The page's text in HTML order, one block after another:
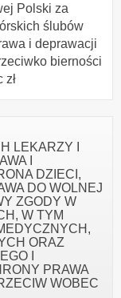
Polski za
ślubów
i deprawacji
bierności
zł
LEKARZY I
I
DZIECI,
DO WOLNEJ
ZGODY W
W TYM
ORAZ
I
PRAWA
WOBEC